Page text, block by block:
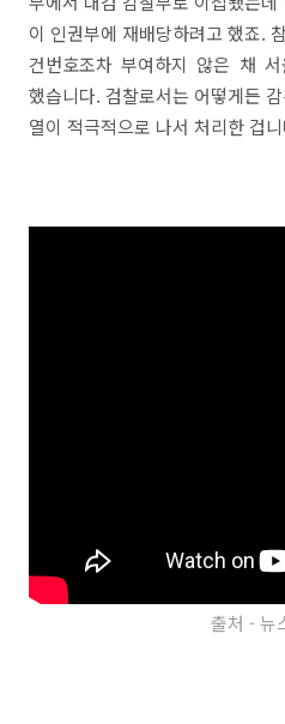
이 인권부에 재배당하려고 했죠.
건번호조차 부여하지 않은 채 서
했습니다. 검찰로서는 어떻게든
열이 적극적으로 나서 처리한 겁
출처 - 뉴